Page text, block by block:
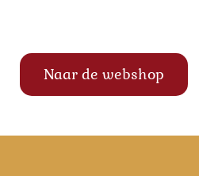
Naar de webshop